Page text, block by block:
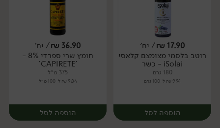
יח׳ יח׳
17.90
₪/ יח׳
רוטב בלסמי מצומצם קלאסי
iSolai - כשר
180 גרם
9.94 ₪ ל-100 גרם
הוספה לסל
36.90
₪/ יח׳
חומץ שרי ספרדי 8% -
'CAPIRETE'
375 מ״ל
9.84 ₪ ל-100 מ״ל
הוספה לסל